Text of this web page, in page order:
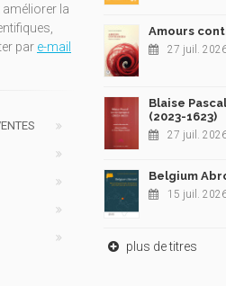
la
par e-mail
Amours
27 juil.
Blaise
(2023-1623)
27 juil.
Belgium
15 juil.
plus de titres